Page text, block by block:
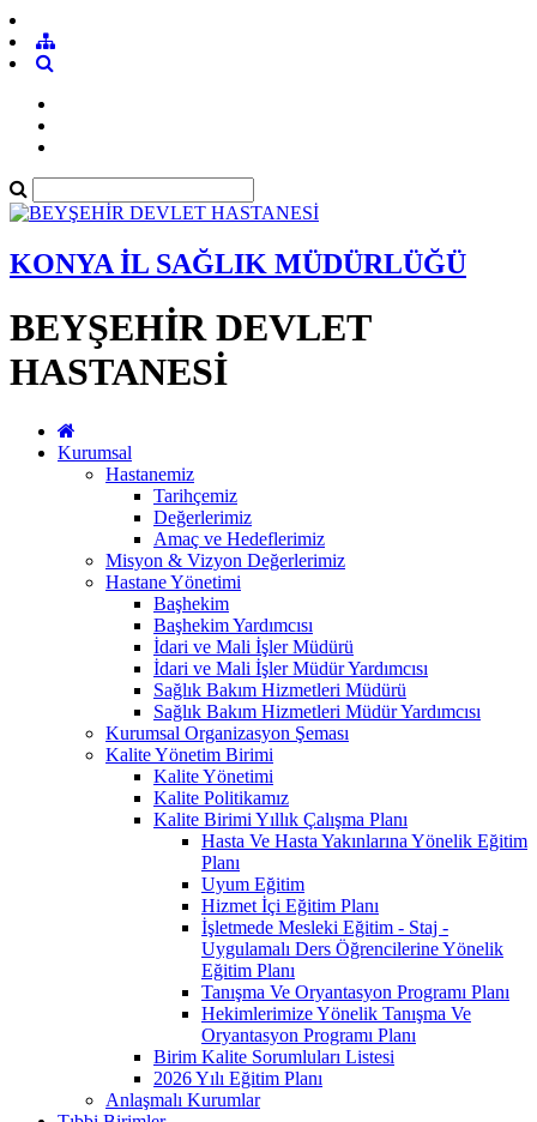
KONYA İL SAĞLIK MÜDÜRLÜĞÜ
BEYŞEHİR DEVLET
HASTANESİ
Kurumsal
Hastanemiz
Tarihçemiz
Değerlerimiz
Amaç ve Hedeflerimiz
Misyon & Vizyon Değerlerimiz
Hastane Yönetimi
Başhekim
Başhekim Yardımcısı
İdari ve Mali İşler Müdürü
İdari ve Mali İşler Müdür Yardımcısı
Sağlık Bakım Hizmetleri Müdürü
Sağlık Bakım Hizmetleri Müdür Yardımcısı
Kurumsal Organizasyon Şeması
Kalite Yönetim Birimi
Kalite Yönetimi
Kalite Politikamız
Kalite Birimi Yıllık Çalışma Planı
Hasta Ve Hasta Yakınlarına Yönelik Eğitim
Planı
Uyum Eğitim
Hizmet İçi Eğitim Planı
İşletmede Mesleki Eğitim - Staj -
Uygulamalı Ders Öğrencilerine Yönelik
Eğitim Planı
Tanışma Ve Oryantasyon Programı Planı
Hekimlerimize Yönelik Tanışma Ve
Oryantasyon Programı Planı
Birim Kalite Sorumluları Listesi
2026 Yılı Eğitim Planı
Anlaşmalı Kurumlar